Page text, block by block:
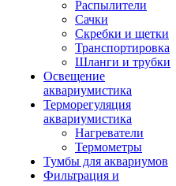
Распылители
Сачки
Скребки и щетки
Транспортировка
Шланги и трубки
Освещение
аквариумистика
Терморегуляция
аквариумистика
Нагреватели
Термометры
Тумбы для аквариумов
Фильтрация и